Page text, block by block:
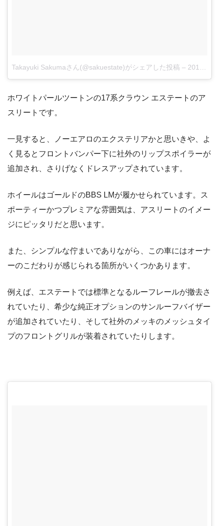
Takayuki Sakumaさん(@sakuestate)がシェアした投稿 – 2018年 7月月29日午後5時50分PDT
ホワイトパールツートンの17系クラウン エステートのア
スリートです。
一見すると、ノーエアロのエクステリアかと思いきや、よ
く見るとフロントバンパー下に社外のリップスポイラーが
追加され、さりげなくドレスアップされています。
ホイールはゴールドのBBS LMが履かせられています。ス
ポーティーかつプレミアな雰囲気は、アスリートのイメー
ジにピッタリだと思います。
また、シンプルな佇まいでありながら、この車にはオーナ
ーのこだわりが感じられる箇所がいくつかあります。
例えば、エステートでは標準となるルーフレールが撤去さ
れていたり、希少な純正オプションのサンルーフバイザー
が追加されていたり、そして社外のメッキのメッシュタイ
プのフロントグリルが装着されていたりします。